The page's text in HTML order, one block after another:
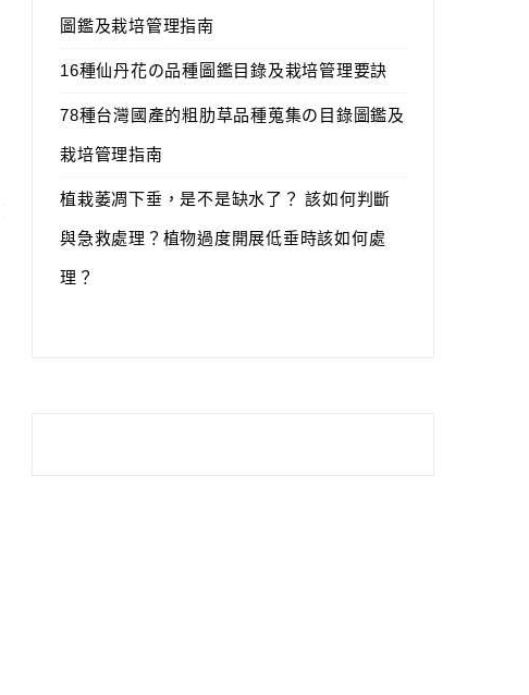
圖鑑及栽培管理指南
16種仙丹花の品種圖鑑目錄及栽培管理要訣
78種台灣國產的粗肋草品種蒐集の目錄圖鑑及
栽培管理指南
植栽萎凋下垂，是不是缺水了？ 該如何判斷
與急救處理？植物過度開展低垂時該如何處
理？